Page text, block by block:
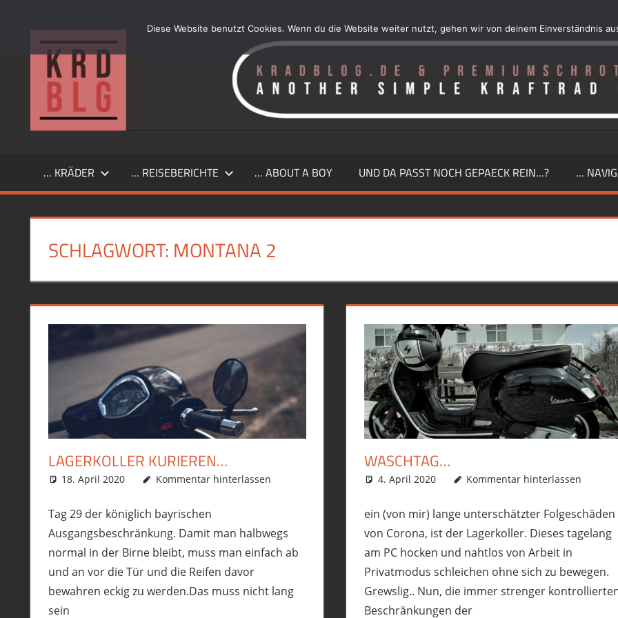
…
another
simple
Kraftrad
… KRÄDER … REISEBERICHTE … ABOUT A BOY UND DA PASST NOCH GEPAECK REIN…? …
SCHLAGWORT: MONTANA 2
LAGERKOLLER KURIEREN…
18. April 2020 phil
Allgemein,Ausrüstung/Equipment Vespa GTS300
Kommentar hinterlassen
Tag 29 der königlich bayrischen
Ausgangsbeschränkung. Damit man halbwegs
normal in der Birne bleibt, muss man einfach ab
und an vor die Tür und die Reifen davor
bewahren eckig zu werden.Das muss nicht lang
sein
WASCHTAG…
4. April 2020 phil
Allgemein,Ausrüstung/Equipment
Kommentar hinterlassen
ein (von mir) lange unterschätzter Folgeschäden
von Corona, ist der Lagerkoller. Dieses tagelang
am PC hocken und nahtlos von Arbeit in
Privatmodus schleichen ohne sich zu bewegen.
Grewslig.. Nun, die immer strenger
Beschränkungen der
Diese Website benutzt Cookies. Wenn du die Website weiter nutzt, gehen wir von deinem Einverständnis